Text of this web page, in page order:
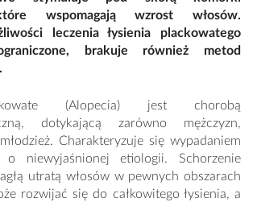
wspomagają wzrost włosów.
leczenia łysienia plackowatego
brakuje również metod
(Alopecia) jest chorobą
dotykającą zarówno mężczyzn,
Charakteryzuje się wypadaniem
o niewyjaśnionej etiologii. Schorzenie
utratą włosów w pewnych obszarach
rozwijać się do całkowitego łysienia, a